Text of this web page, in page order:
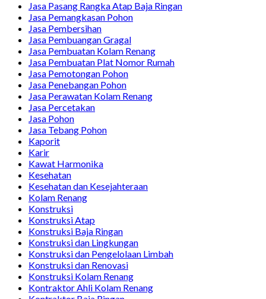
Jasa Pasang Rangka Atap Baja Ringan
Jasa Pemangkasan Pohon
Jasa Pembersihan
Jasa Pembuangan Gragal
Jasa Pembuatan Kolam Renang
Jasa Pembuatan Plat Nomor Rumah
Jasa Pemotongan Pohon
Jasa Penebangan Pohon
Jasa Perawatan Kolam Renang
Jasa Percetakan
Jasa Pohon
Jasa Tebang Pohon
Kaporit
Karir
Kawat Harmonika
Kesehatan
Kesehatan dan Kesejahteraan
Kolam Renang
Konstruksi
Konstruksi Atap
Konstruksi Baja Ringan
Konstruksi dan Lingkungan
Konstruksi dan Pengelolaan Limbah
Konstruksi dan Renovasi
Konstruksi Kolam Renang
Kontraktor Ahli Kolam Renang